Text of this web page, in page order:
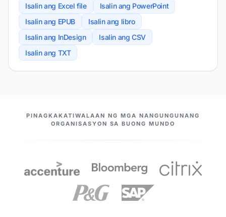
Isalin ang Excel file
Isalin ang PowerPoint
Isalin ang EPUB
Isalin ang libro
Isalin ang InDesign
Isalin ang CSV
Isalin ang TXT
ANG AMING MGA KASOSYO
PINAGKAKATIWALAAN NG MGA NANGUNGUNANG
ORGANISASYON SA BUONG MUNDO